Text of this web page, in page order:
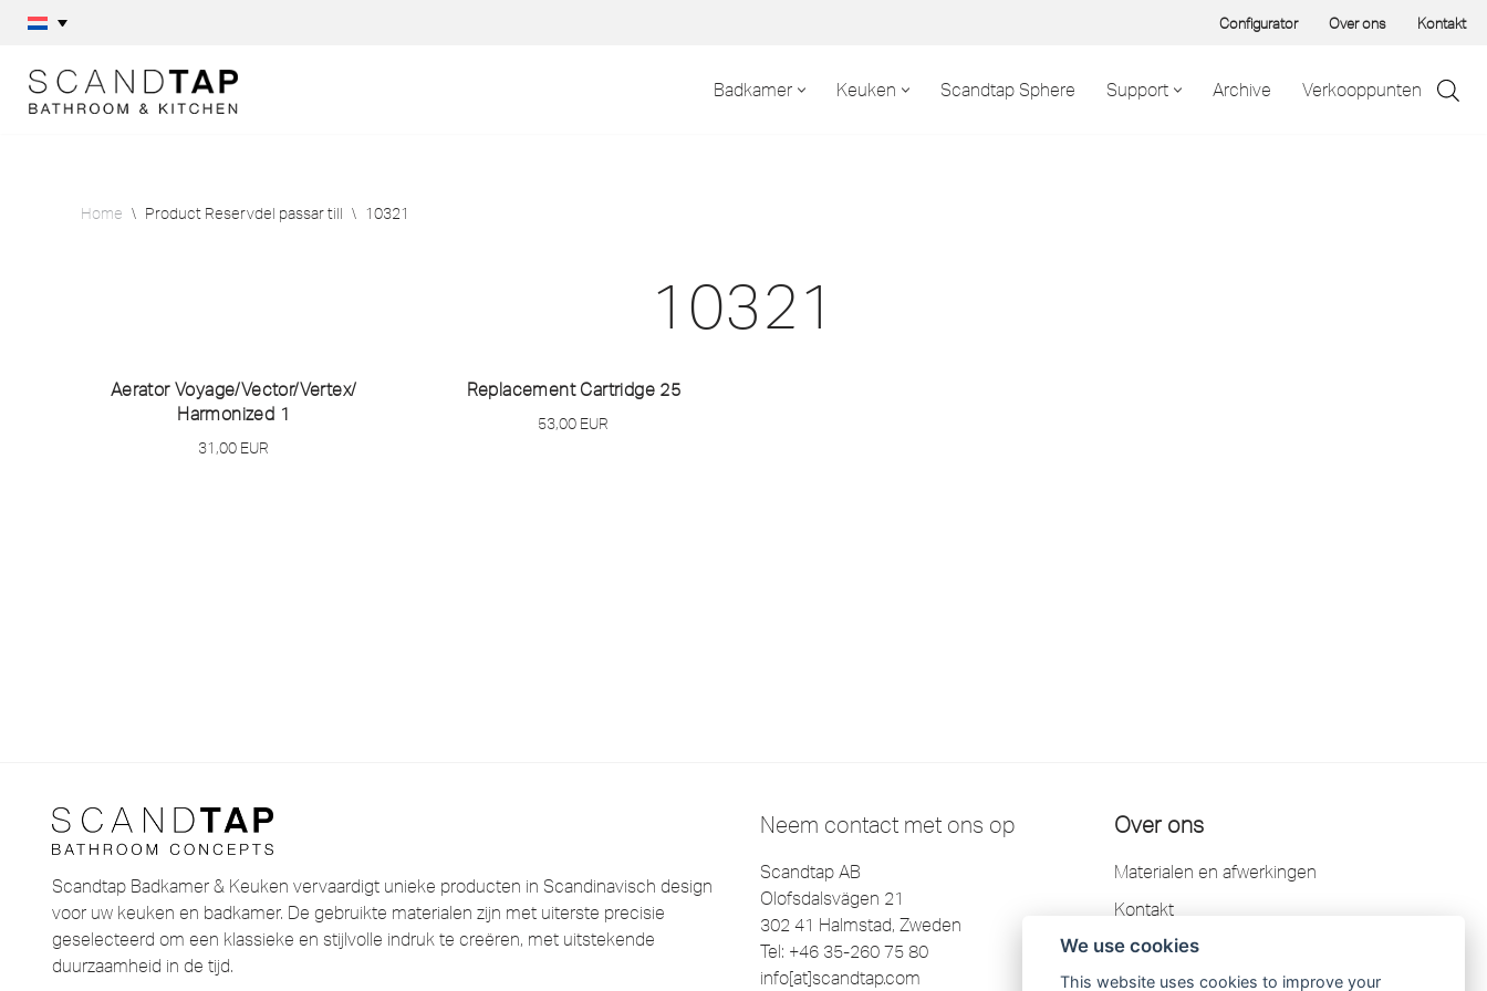
to
content
Configurator Over ons Kontakt
Badkamer Keuken Scandtap Sphere Support Archive Verkooppunten
Home \ Product Reservdel passar till \ 10321
10321
Aerator Voyage/Vector/Vertex/
Harmonized 1
31,00 EUR
Replacement Cartridge 25
53,00 EUR
Scandtap Badkamer & Keuken vervaardigt unieke producten in Scandinavisch design
voor uw keuken en badkamer. De gebruikte materialen zijn met uiterste precisie
geselecteerd om een ​​klassieke en stijlvolle indruk te creëren, met uitstekende
duurzaamheid in de tijd.
Neem contact met ons op
Scandtap AB
Olofsdalsvägen 21
302 41 Halmstad, Zweden
Tel: +46 35-260 75 80
info[at]scandtap.com
Over ons
Materialen en afwerkingen
Kontakt
Garantie
Scandtap AB privacybeleid
We use cookies
This website uses cookies to improve your